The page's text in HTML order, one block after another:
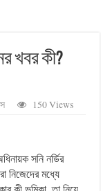
খবর কী?‌
150 Views
সনি নর্ডির
নিজেদের মধ্যে